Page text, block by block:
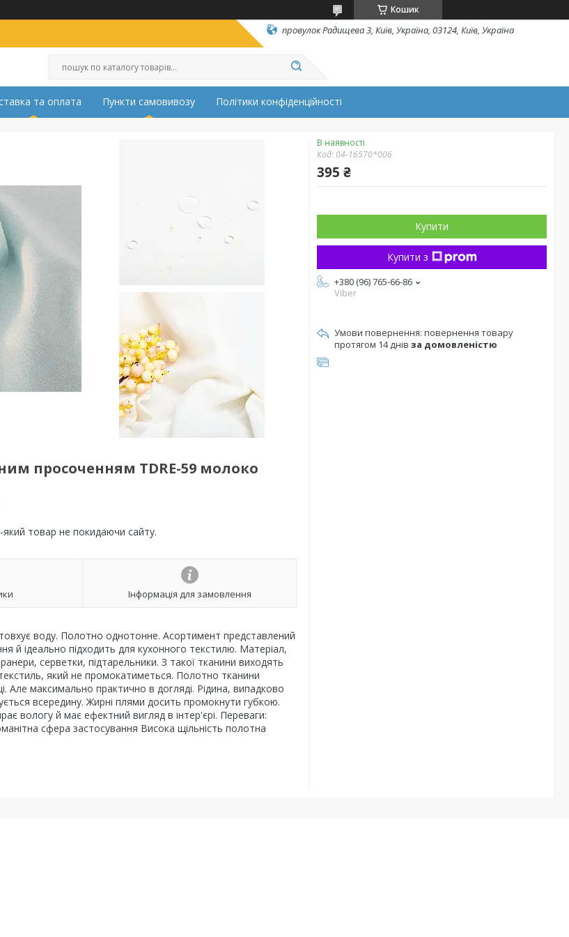
Кошик
провулок Радищева 3, Київ, Україна, 03124, Київ, Україна
та оплата Пункти самовивозу Політики конфіденційності
просоченням TDRE-59 молоко
який товар не покидаючи сайту.
Інформація для замовлення
воду. Полотно однотонне. Асортимент представлений
й ідеально підходить для кухонного текстилю. Матеріал,
серветки, підтарельники. З такої тканини виходять
який не промокатиметься. Полотно тканини
максимально практично в догляді. Рідина, випадково
всередину. Жирні плями досить промокнути губкою.
вологу й має ефектний вигляд в інтер'єрі. Переваги:
сфера застосування Висока щільність полотна
В наявності
Код: 04-16570*006
395 ₴
Купити
Купити з
+380 (96) 765-66-86
Viber
повернення товару
протягом 14 днів за домовленістю